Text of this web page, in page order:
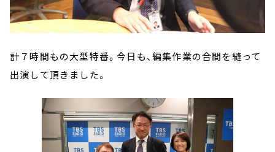
計７時間もの大型特番。今日も、編集作業の合間を縫って
出演して頂きました。